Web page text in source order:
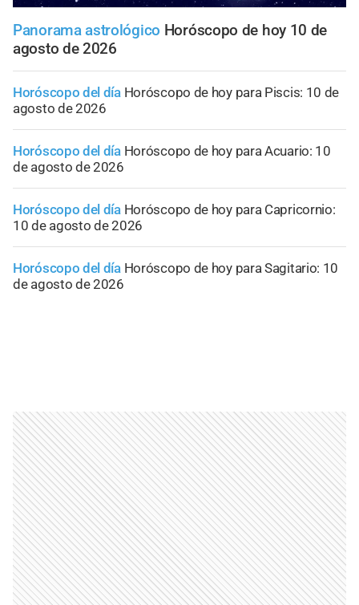
Panorama astrológico Horóscopo de hoy 10 de
agosto de 2026
Horóscopo del día Horóscopo de hoy para Piscis: 10 de
agosto de 2026
Horóscopo del día Horóscopo de hoy para Acuario: 10
de agosto de 2026
Horóscopo del día Horóscopo de hoy para Capricornio:
10 de agosto de 2026
Horóscopo del día Horóscopo de hoy para Sagitario: 10
de agosto de 2026